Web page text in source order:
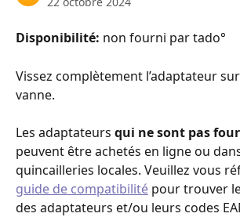
Disponibilité: non fourni par tado°
Vissez complètement l’adaptateur
vanne.
Les adaptateurs qui ne sont pas
peuvent être achetés en ligne ou
quincailleries locales. Veuillez vous
guide de compatibilité pour trouver
des adaptateurs et/ou leurs codes